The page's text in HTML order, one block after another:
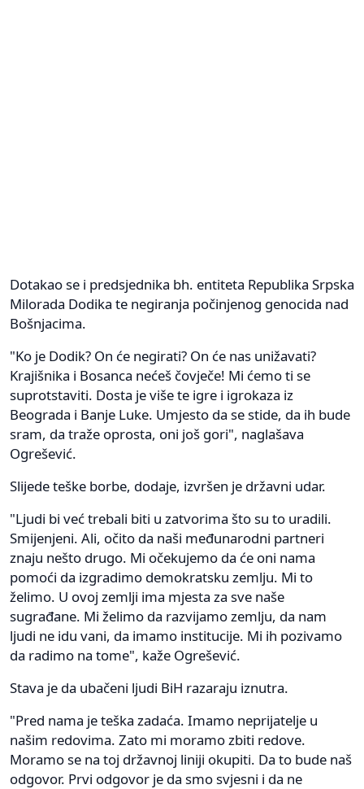
Dotakao se i predsjednika bh. entiteta Republika Srpska
Milorada Dodika te negiranja počinjenog genocida nad
Bošnjacima.
"Ko je Dodik? On će negirati? On će nas unižavati?
Krajišnika i Bosanca nećeš čovječe! Mi ćemo ti se
suprotstaviti. Dosta je više te igre i igrokaza iz
Beograda i Banje Luke. Umjesto da se stide, da ih bude
sram, da traže oprosta, oni još gori", naglašava
Ogrešević.
Slijede teške borbe, dodaje, izvršen je državni udar.
"Ljudi bi već trebali biti u zatvorima što su to uradili.
Smijenjeni. Ali, očito da naši međunarodni partneri
znaju nešto drugo. Mi očekujemo da će oni nama
pomoći da izgradimo demokratsku zemlju. Mi to
želimo. U ovoj zemlji ima mjesta za sve naše
sugrađane. Mi želimo da razvijamo zemlju, da nam
ljudi ne idu vani, da imamo institucije. Mi ih pozivamo
da radimo na tome", kaže Ogrešević.
Stava je da ubačeni ljudi BiH razaraju iznutra.
"Pred nama je teška zadaća. Imamo neprijatelje u
našim redovima. Zato mi moramo zbiti redove.
Moramo se na toj državnoj liniji okupiti. Da to bude naš
odgovor. Prvi odgovor je da smo svjesni i da ne